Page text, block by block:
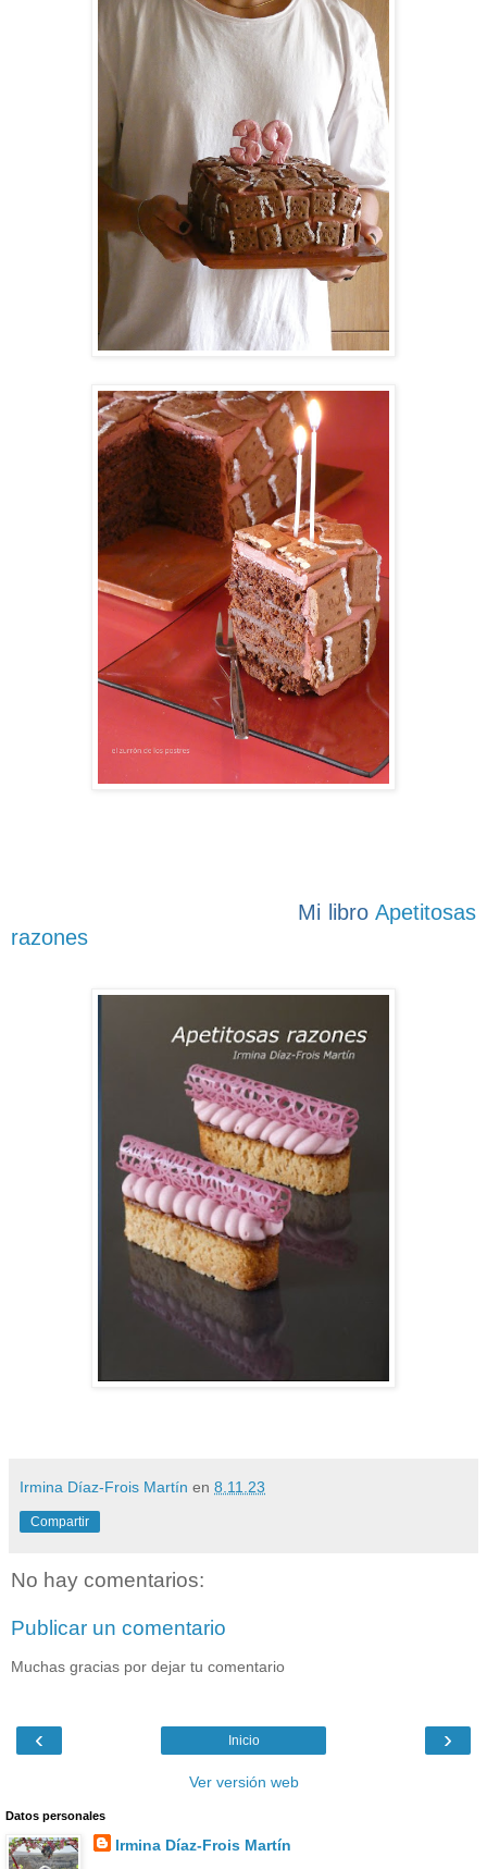
Mi libro Apetitosas
razones
Irmina Díaz-Frois Martín en 8.11.23
Compartir
No hay comentarios:
Publicar un comentario
Muchas gracias por dejar tu comentario
‹ ›
Inicio
Ver versión web
Datos personales
Irmina Díaz-Frois Martín